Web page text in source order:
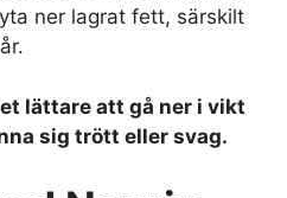
ner lagrat fett, särskilt
lättare att gå ner i vikt
sig trött eller svag.